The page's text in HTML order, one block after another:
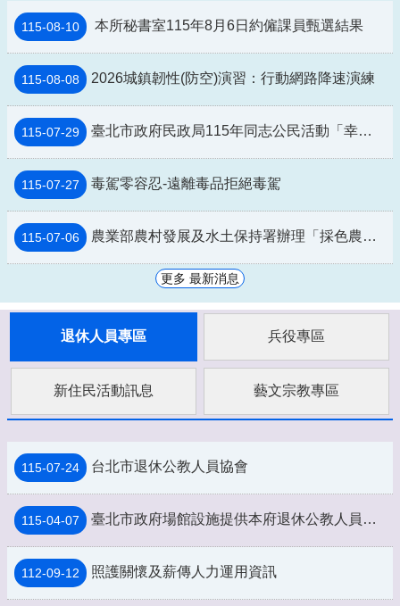
115-08-10 本所秘書室115年8月6日約僱課員甄選結果
115-08-08 2026城鎮韌性(防空)演習：行動網路降速演練
115-07-29 臺北市政府民政局115年同志公民活動「幸符製造所：與同志青少年一起長大」互動式展覽及相關講座
115-07-27 毒駕零容忍-遠離毒品拒絕毒駕
115-07-06 農業部農村發展及水土保持署辦理「採色農遊Color Walk」活動資訊
更多 最新消息
退休人員專區 兵役專區
新住民活動訊息 藝文宗教專區
115-07-24 台北市退休公教人員協會
115-04-07 臺北市政府場館設施提供本府退休公教人員持退休證優惠措施一覽表
112-09-12 照護關懷及薪傳人力運用資訊